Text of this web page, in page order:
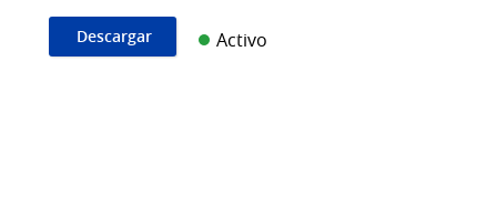
Descargar Activo